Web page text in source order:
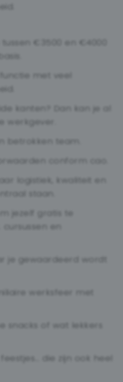
tussen €3500 en €4000
met veel
kanten? Dan kan je al
werkgever.
betrokken team.
conform cao.
logistiek, kwaliteit en
staan.
jezelf gratis te
en
je gewaardeerd wordt
werksfeer met
snacks of wat lekkers
die zijn ook heel